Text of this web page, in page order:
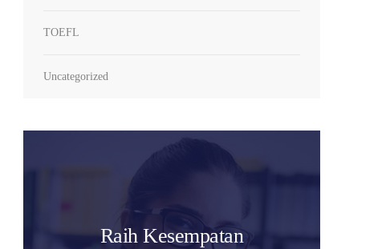
TOEFL
Uncategorized
Raih Kesempatan